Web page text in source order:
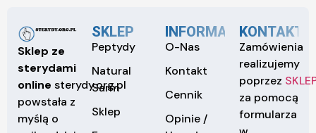
Sklep ze
sterydami
online sterydy.org.pl
powstała z
myślą o
SKLEP
Peptydy
Natural
Sarm
Sklep
INFORMACJE
O-Nas
Kontakt
Cennik
Opinie /
KONTAKT
Zamówienia
realizujemy
poprzez
za pomocą
formularza